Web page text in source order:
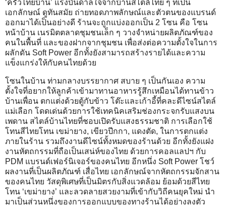
‘ครัวไทยบ้าน’ แรงบันดาลใจจากบ้านสไตล์ไทย ๆ ที่เป็น
เอกลักษณ์ ดูทันสมัย ถ่ายทอดภาพลักษณ์และตัวตนของแบรนด์
ออกมาได้เป็นอย่างดี ร้านจะถูกแบ่งออกเป็น 2 โซน คือ โซน
หน้าบ้าน เนรมิตตลาดชุมชนเล็ก ๆ วางจำหน่ายผลิตภัณฑ์ของ
คนในพื้นที่ และของฝากจากชุมชน เพื่อส่งต่อความตั้งใจในการ
ผลักดัน Soft Power อีกทั้งยังสามารถสร้างรายได้และความ
แข็งแกร่งให้กับคนไทยด้วย
โซนในบ้าน ท่ามกลางบรรยากาศ สบาย ๆ เป็นกันเอง ความ
ตั้งใจที่อยากให้ลูกค้าเข้ามาทานอาหารรู้สึกเหมือนได้ทานข้าว
บ้านเพื่อน ตกแต่งด้วยตู้กับข้าว โต๊ะและเก้าอี้ที่คละดีไซน์สไตล์
แม่เลือก โดดเด่นด้วยการใช้เทคนิคเสริมช่องกระจกรับแสงบน
เพดาน สไตล์บ้านไทยที่ชอบเปิดรับแสงธรรมชาติ การเลือกใช้
โทนสีไทยโทน เขม่ายาง, เขียวปีกกา, แดงตัด, ในการตกแต่ง
ภายในร้าน รวมถึงงานดีไซน์ทั้งหมดของร้านด้วย อีกทั้งยังแฝง
งานหัตถกรรมที่ถือเป็นเสน่ห์ของไทย ด้วยการคอลแลปฯ กับ
PDM แบรนด์เฟอร์นิเจอร์ของคนไทย อีกหนึ่ง Soft Power โชว์
ผลงานที่เป็นผลิตภัณฑ์ เสื่อไทย เอกลักษณ์จากหัตถกรรมจักสาน
ของคนไทย วัสดุพิเศษที่เป็นมิตรกับสิ่งแวดล้อม ย้อมด้วยสีไทย
โทน ‘เขม่ายาง’ และลวดลายสวยงามที่เข้ากับวิถีคนยุคใหม่ นำ
มาเป็นส่วนหนึ่งของการออกแบบของทางร้านได้อย่างลงตัว